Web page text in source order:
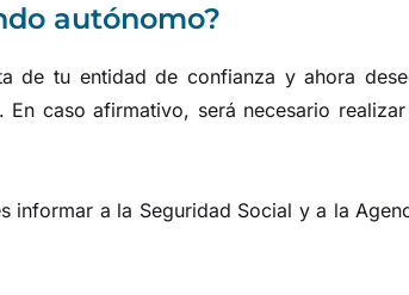
autónomo?
de tu entidad de confianza y ahora
caso afirmativo, será necesario
informar a la Seguridad Social y a la